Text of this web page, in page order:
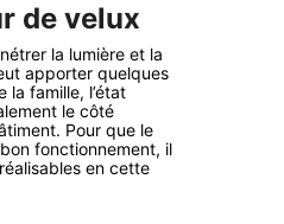
de velux
la lumière et la
apporter quelques
famille, l’état
le côté
Pour que le
fonctionnement, il
en cette